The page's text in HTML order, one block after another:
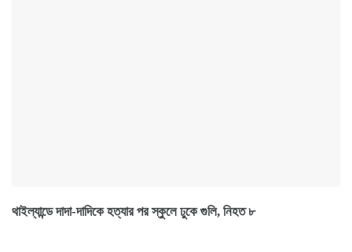
থাইল্যান্ডে দাদা-দাদিকে হত্যার পর স্কুলে ঢুকে গুলি, নিহত ৮